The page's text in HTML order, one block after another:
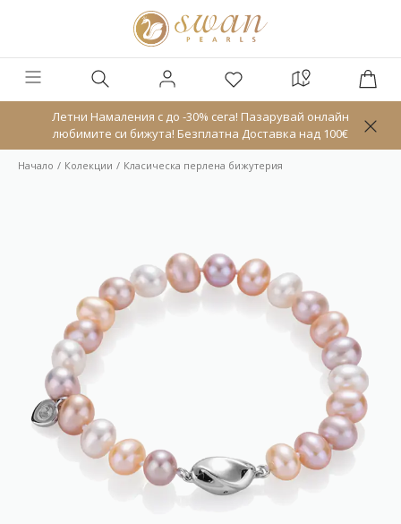
Летни Намаления с до -30% сега! Пазарувай онлайн
любимите си бижута! Безплатна Доставка над 100€
Начало Колекции Класическа перлена бижутерия